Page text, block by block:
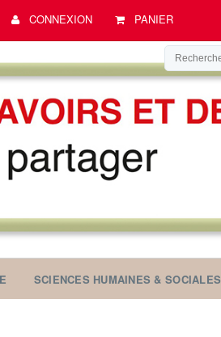
CONNEXION PANIER
SCIENCES HUMAINES & SOCIALES